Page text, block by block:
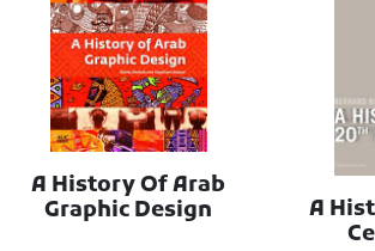
A
A History Of Arab
Graphic Design